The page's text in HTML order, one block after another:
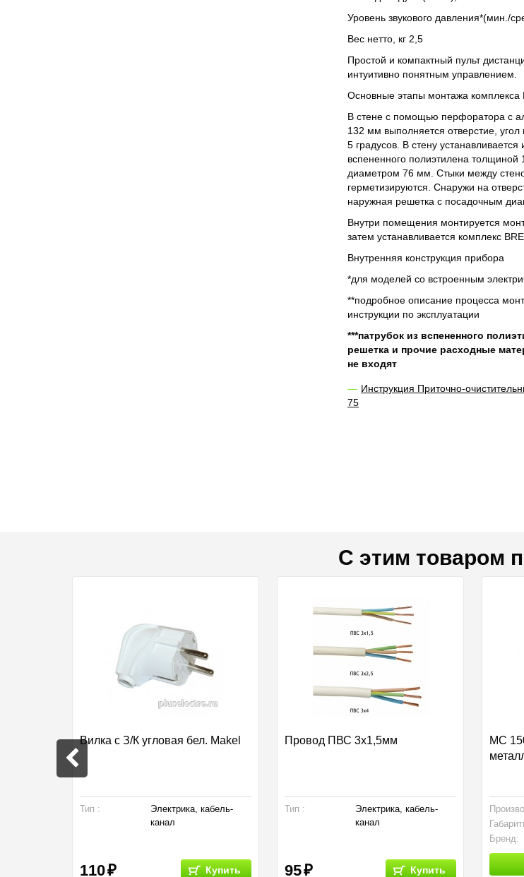
Уровень звукового давления*(мин./
Вес нетто, кг 2,5
Простой и компактный пульт
интуитивно понятным управлением.
Основные этапы монтажа комплекса
В стене с помощью перфоратора с
132 мм выполняется отверстие, угол
5 градусов. В стену
вспененного полиэтилена
диаметром 76 мм. Стыки между
герметизируются. Снаружи на
наружная решетка с посадочным
Внутри помещения монтируется
затем устанавливается комплекс
Внутренняя конструкция прибора
*для моделей со встроенным
**подробное описание процесса
инструкции по эксплуатации
***патрубок из вспененного
решетка и прочие расходные
не входят
Инструкция Приточно-
75
С этим товаром
Вилка с З/К угловая бел. Makel
Тип :
Электрика, кабель-
канал
110 Купить
Провод ПВС 3х1,5мм
Тип :
Электрика, кабель-
канал
95 Купить
МC
Бренд: